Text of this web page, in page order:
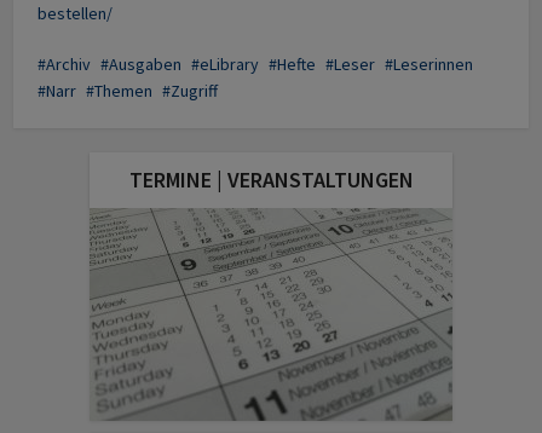
bestellen/
Archiv Ausgaben eLibrary Hefte Leser
Leserinnen
Narr
Themen Zugriff
TERMINE | VERANSTALTUNGEN